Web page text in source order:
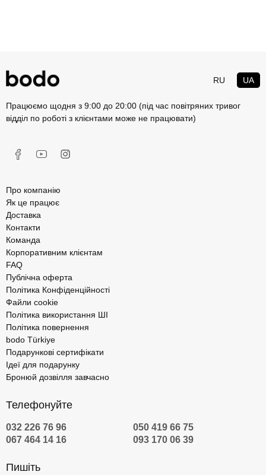
RU UA
Працюємо щодня з 9:00 до 20:00 (під час повітряних тривог
відділ по роботі з клієнтами може не працювати)
Про компанію
Як це працює
Доставка
Контакти
Команда
Корпоративним клієнтам
FAQ
Публічна оферта
Політика Конфіденційності
Файли cookie
Політика використання ШІ
Політика повернення
bodo Türkiye
Подарункові сертифікати
Ідеї для подарунку
Бронюй дозвілля завчасно
Телефонуйте
032 226 76 96
050 419 66 75
067 464 14 16
093 170 06 39
Пишіть